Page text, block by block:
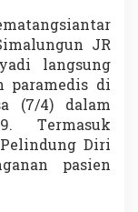
n
t
a
D
a
n
i
m
JR
langsung
paramedis di
(7/4) dalam
Termasuk
Diri
pasien